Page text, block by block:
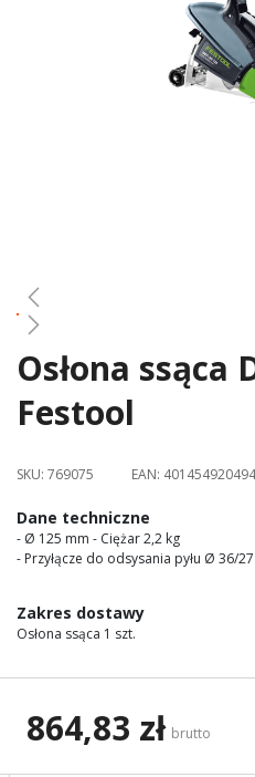
Skip
the
of
images
gallery
Osłona ssąca
Festool
SKU: 769075 EAN:
Dane techniczne
- Ø 125 mm - Ciężar 2,2 kg
- Przyłącze do odsysania pyłu Ø 36/
Zakres dostawy
Osłona ssąca 1 szt.
864,83 zł brutto